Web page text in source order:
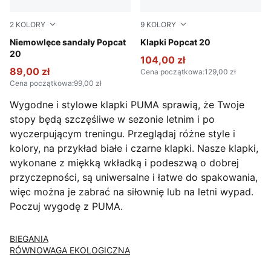
2 KOLORY
Niemowlęce sandały Popcat
20
PUMA White-Wild Pink-Wild Pink
89,00 zł
Cena początkowa:99,00 zł
9 KOLORY
Klapki Popcat 20
Rosy Outlook-Chocolate
104,00 zł
Cena początkowa:129,00 zł
Wygodne i stylowe klapki PUMA sprawią, że Twoje
stopy będą szczęśliwe w sezonie letnim i po
wyczerpującym treningu. Przeglądaj różne style i
kolory, na przykład białe i czarne klapki. Nasze klapki,
wykonane z miękką wkładką i podeszwą o dobrej
przyczepności, są uniwersalne i łatwe do spakowania,
więc można je zabrać na siłownię lub na letni wypad.
Poczuj wygodę z PUMA.
BIEGANIA
RÓWNOWAGA EKOLOGICZNA